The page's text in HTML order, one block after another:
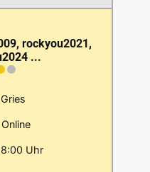
rockyou2021,
...
Uhr